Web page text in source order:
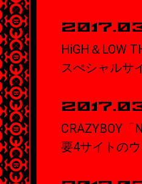
HiGH＆LOW
スぺシャルサ
CRAZYBOY「
要4サイトの